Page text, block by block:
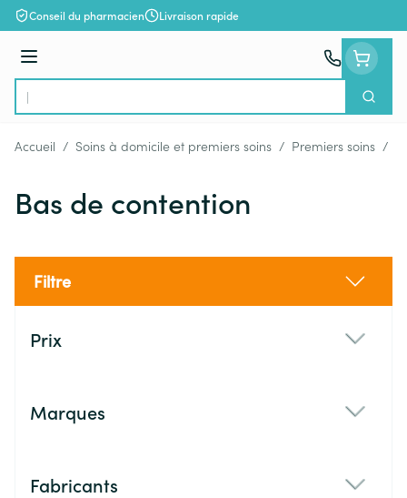
Aller au contenu
Conseil du pharmacien Livraison rapide
Menu
Rechercher
Accueil / Soins à domicile et premiers soins / Premiers soins /
Bas de contention
Filtre
Prix
Marques
Fabricants